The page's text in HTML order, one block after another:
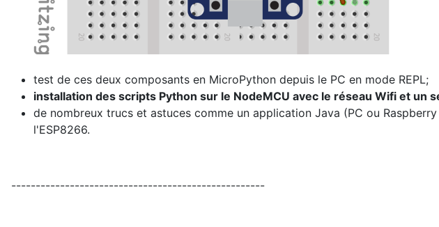
test de ces deux composants en MicroPython depuis le PC en mode REPL;
installation des scripts Python sur le NodeMCU avec le réseau Wifi et un
de nombreux trucs et astuces comme un application Java (PC ou
l'ESP8266.
----------------------------------------------------